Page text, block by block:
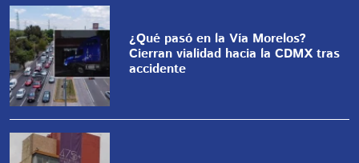
¿Qué pasó en la Vía Morelos?
Cierran vialidad hacia la CDMX tras
accidente